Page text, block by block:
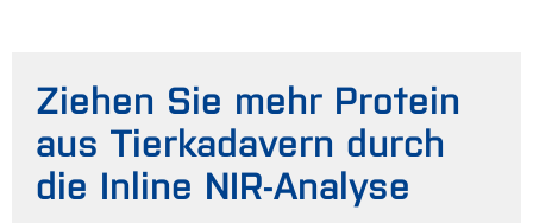
Ziehen Sie mehr Protein
aus Tierkadavern durch
die Inline NIR-Analyse